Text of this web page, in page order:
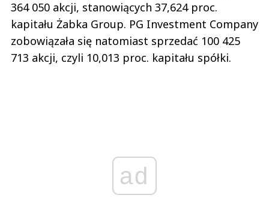
364 050 akcji, stanowiących 37,624 proc.
kapitału Żabka Group. PG Investment Company
zobowiązała się natomiast sprzedać 100 425
713 akcji, czyli 10,013 proc. kapitału spółki.
ad